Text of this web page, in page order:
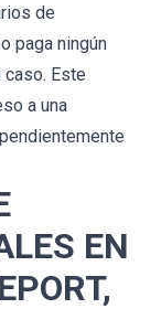
de
paga ningún
Este
a una
EN